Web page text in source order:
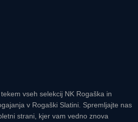
vseh selekcij NK Rogaška in
v Rogaški Slatini. Spremljajte nas
strani, kjer vam vedno znova